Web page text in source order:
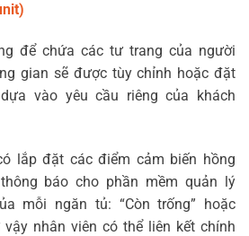
để chứa các tư trang của người
gian sẽ được tùy chỉnh hoặc đặt
vào yêu cầu riêng của khách
lắp đặt các điểm cảm biến hồng
báo cho phần mềm quản lý
mỗi ngăn tủ: “Còn trống” hoặc
vậy nhân viên có thể liên kết chính